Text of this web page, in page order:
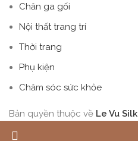
Chăn ga gối
Nội thất trang trí
Thời trang
Phụ kiện
Chăm sóc sức khỏe
Bản quyền thuộc về Le Vu Silk